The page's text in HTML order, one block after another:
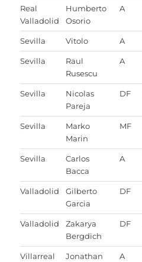
Real
Valladolid
Humberto
Osorio
A
Sevilla Vitolo A
Sevilla
Raul
Rusescu
A
Sevilla
Nicolas
Pareja
DF
Sevilla
Marko
Marin
MF
Sevilla
Carlos
Bacca
A
Valladolid
Gilberto
Garcia
DF
Valladolid
Zakarya
Bergdich
DF
Villarreal
Jonathan
A